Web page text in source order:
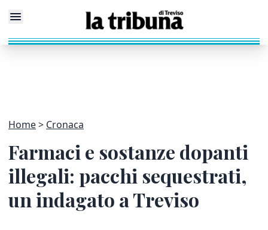
Home Cronaca
Farmaci e sostanze dopanti
illegali: pacchi sequestrati,
un indagato a Treviso